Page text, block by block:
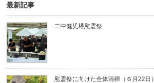
最新記事
二中健児塔慰霊祭
慰霊祭に向けた全体清掃（６月22日）